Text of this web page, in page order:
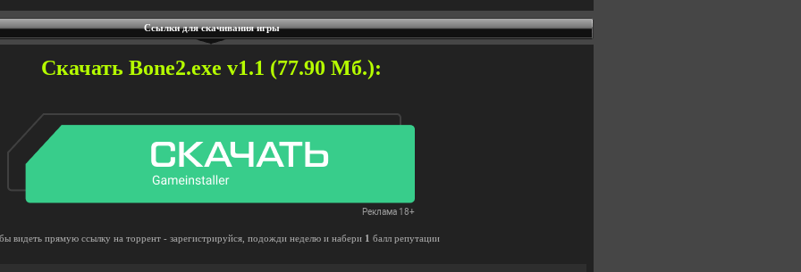
Ссылки для скачивания игры
Скачать Bone2.exe v1.1 (77.90 Мб.):
видеть прямую ссылку на торрент - зарегистрируйся, подожди неделю и набери 1 балл репутации